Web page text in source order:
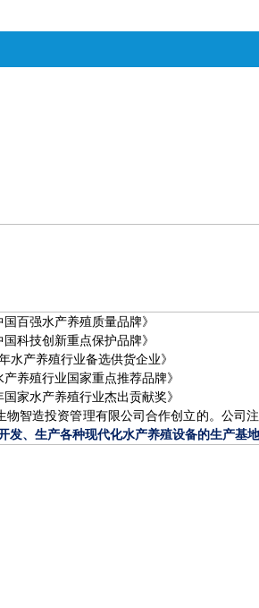
国百强水产养殖质量品牌》
国科技创新重点保护品牌》
水产养殖行业备选供货企业》
产养殖行业国家重点推荐品牌》
国家水产养殖行业杰出贡献奖》
智造投资管理有限公司合作创立的。公司
、生产各种现代化水产养殖设备的生产基地